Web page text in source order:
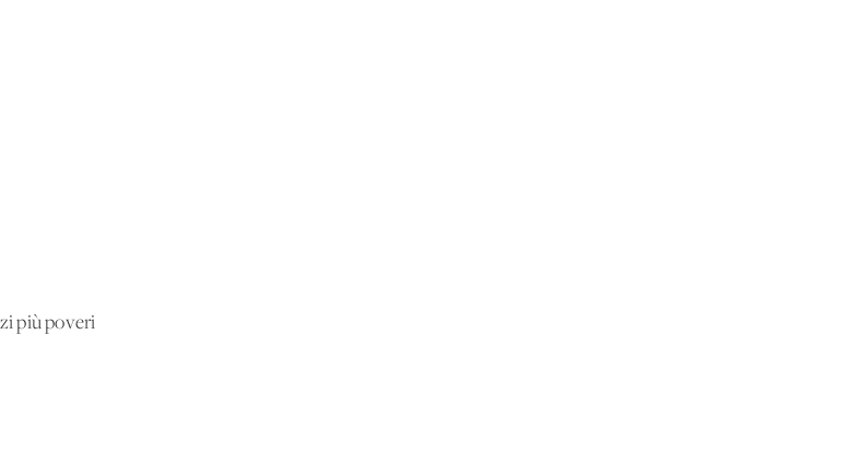
più poveri